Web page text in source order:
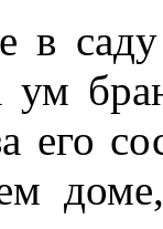
в
ум
его